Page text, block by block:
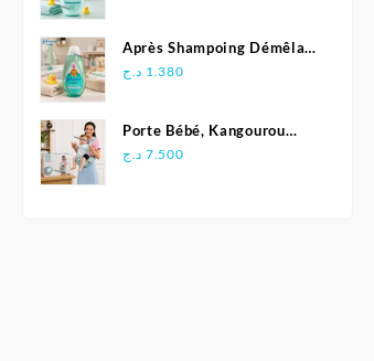
Après Shampoing Démêlant
pour bébé - Johnson'S Baby
1.380 د.ج
Porte Bébé, Kangourou
Multifonctionnel
7.500 د.ج